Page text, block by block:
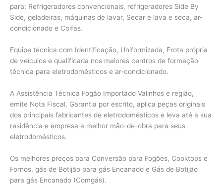
para: Refrigeradores convencionais, refrigeradores Side By
Side, geladeiras, máquinas de lavar, Secar e lava e seca, ar-
condicionado e Coifas.
Equipe técnica com Identificação, Uniformizada, Frota própria
de veículos e qualificada nos maiores centros de formação
técnica para eletrodomésticos e ar-condicionado.
A Assistência Técnica Fogão Importado Valinhos e região,
emite Nota Fiscal, Garantia por escrito, aplica peças originais
dos principais fabricantes de eletrodomésticos e leva até a sua
residência e empresa a melhor mão-de-obra para seus
eletrodomésticos.
Os melhores preços para Conversão para Fogões, Cooktops e
Fornos, gás de Botijão para gás Encanado e Gás de Botijão
para gás Encanado (Comgás).